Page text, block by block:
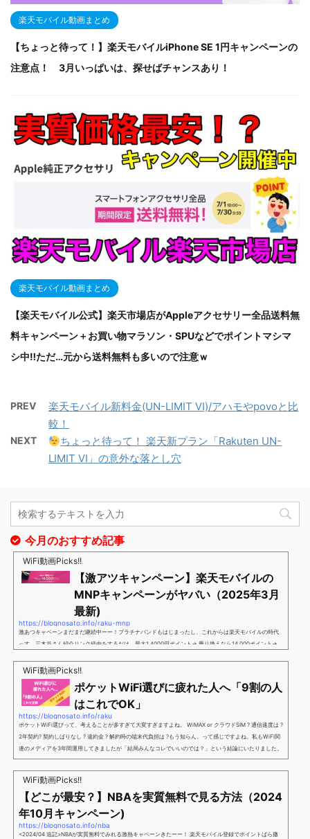
楽天モバイル動画まとめ
【ちょっと待って！】楽天モバイルiPhone SE 1円キャンペーンの
注意点！ 3月いっぱいは、探せばチャンスあり！
楽天モバイル動画まとめ
【楽天モバイル公式】楽天市場店がAppleアクセサリー全品送料無
料キャンペーン＋お買い物マラソン・SPUなどでポイントマシマ
シ中‼ただ…元から送料無料も多いので注意ｗ
PREV
楽天モバイル新料金(UN-LIMIT Ⅵ)/アハモやpovoと比
較！
NEXT
ちょっと待って！ 楽天新プラン「Rakuten UN-
LIMIT VI」の意外な落とし穴
今月のおすすめ記事
WiFi動画Picks!!
【激アツキャンペーン】楽天モバイルの
MNPキャンペーンがヤバい（2025年3月
最新)
https://blognosato.info/raku-mnp
激あつキャペーンまだまだ継続中ーー！プラチナバンドもはじまったし、これからは楽天モバイルの時代
っす。三木谷さん紹介リンク経由をするだけ。最大1,4000円ポイント→ 乗り換えなら14,000ポイント→
谷さんキャンペーン／2回線目以降でもOK再契約でもでもOK背水の陣の楽天モバイル。ついに「最後の賭
け」とも思えるポイントばら撒きキャンペーンを発動してきました。■キャンペーン概要三木谷社長の特
別招待ページから楽天モバイ...
WiFi動画Picks!!
ポケットWiFi選びに疲れた人へ「9割の人
はこれでOK」
https://blognosato.info/raku
ポケットWiFi選びって、考えることが多すぎて大変すぎますよね。 WiMAX or クラウドSIM ? 通信速度は ?
2年契約? 契約しばりなし ? 違約金 ? 解約時の端末代負担は ?もう知らん、って感じですよね。私もWiFi関
連のメディアを3年間運用してきましたが「結局みんなコレでいいのでは？」という結論にいたりました。
ということで、「ポケットWiFi選びに疲れた」「結局どれがいいのか分からない」と言う人向けに【最終
解】を用意しました。ポケットWiFiのヘビーユーザー視点で「90％の人はこれだけでいいやん」というも
のなので、「多...
WiFi動画Picks!!
【どこが最安？】NBAを実質無料で見る方法（2024
年10月キャンペーン)
https://blognosato.info/nba
<2024/04 追記>NBAが実質無料でみれる激熱キャペーンきたーー！ 楽天モバイル登録でポイントばら撒